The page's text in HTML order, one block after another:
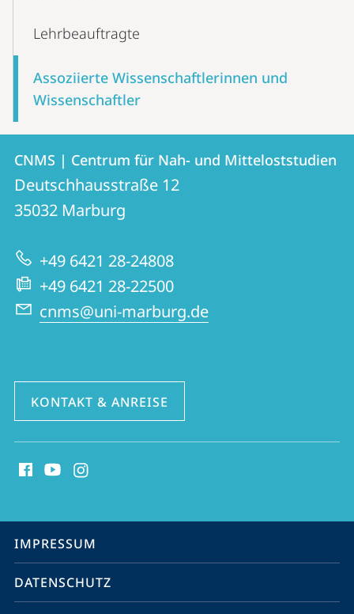
Lehrbeauftragte
Assoziierte Wissenschaftlerinnen und
Wissenschaftler
Kontakt
und
Informationen
zur
Website
Kontaktinformationen
CNMS
|
Centrum
für
Nah-
und
Mitteloststudien
CNMS | Centrum für Nah- und Mitteloststudien
Deutschhausstraße 12
35032 Marburg
+49 6421 28-24808
+49 6421 28-22500
cnms@uni-marburg.de
KONTAKT & ANREISE
Media
Service-
Navigation
IMPRESSUM
DATENSCHUTZ